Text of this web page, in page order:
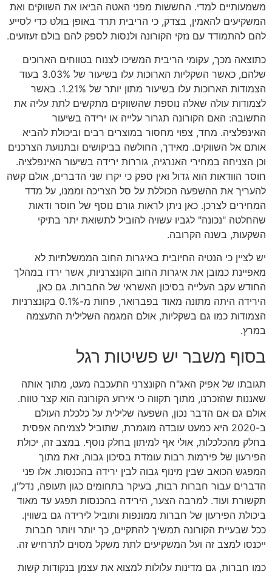
משמעותיים למדי. החששות מפני האטה הביאו את השווקים ואת
המשקיעים להאמין, בצדק, כי הריבית תרד באופן בולט כדי לסייע
להם להתמודד עם נזקי הקורונה ולנסות לספק להם בולם זעזועים.
כתוצאה מכך, עקומי הריבית המשיכו לצנוח בטווחים הארוכים
שלהם, כאשר השקליות הארוכות עלו בשיעור של 3.03% בעוד
הצמודות הארוכות עלו בשיעור מתון יותר של 1.21%. באשר
לצמודות עולה שאלה נוספת שהשווקים מתקשים לתת עליה את
התשובה: האם הקורונה תגרור עלייה או ירידה בשיעור
האינפלציה. מחד, צפוי מחסור במוצרים רבים וביכולת להביא
אותם אל השווקים. מאידך, החולשה בביקושים ובתנועת הצרכנים
וכן הצניחה במחירי האנרגיה, גוררות ירידה בשיעור האינפלציה.
חוסר הוודאות הוא גדול ואין ספק כי יקרו שני הדברים, אולם קשה
להעריך את ההשפעה הכוללת על סל הצריכה וממנו, על מדד
המחירים לצרכן. כאן ניתן לראות גורם נוסף של חוסר ודאות
שהחלטה "נכונה" לגביו עשויה להוביל לתשואת יתר בתיקי
השקעות, בשנה הקרובה.
יש לציין כי הנטיה החיובית באיגרות החוב הממשלתיות לא
מאפיינת כמובן את איגרות החוב הקונצרניות, אשר ירדו במהלך
החודש עקב העלייה בסיכון האשראי של החברות. גם כאן,
הירידה היתה מתונה מאוד בפברואר, פחות מ-0.1% בקונצרניות
הצמודות כמו גם בשקליות, אולם המגמה השלילית התעצמה
במרץ.
בסוף משבר יש פשיטות רגל
תגובתו של אפיק האג"ח הקונצרני התעכבה מעט, מתוך אותה
שאננות שהזכרנו, מתוך תקווה כי אירוע הקורונה הוא קצר טווח.
אולם גם אם הדבר נכון, השפעה שלילית על כלכלת העולם
ב-2020 היא כמעט עובדה מוגמרת, שתוביל לצמיחה אפסית
בחלק מהכלכלות, אולי אף למיתון בחלק נוסף. במצב זה, יכולת
הפירעון של פירמות רבות עומדת בסיכון גבוה, זאת מתוך
המפגש הכואב שבין מינוף גבוה לבין ירידה בהכנסות. אלו פני
הדברים עבור חברות רבות, בעיקר בתחומים כגון תעופה, נדל"ן,
תקשורת ועוד. למרבה הצער, הירידה בהכנסות תפגע עד מאוד
ביכולת הפירעון של חברות ממונפות ותוביל לירידה גם בשווין.
ככל שבעיית הקורונה תמשיך להתקיים, כך יותר ויותר חברות
ייכנסו למצב זה ועל המשקיעים לתת משקל מסוים לתרחיש זה.
כמו חברות, גם מדינות עלולות למצוא את עצמן בנקודות קשות